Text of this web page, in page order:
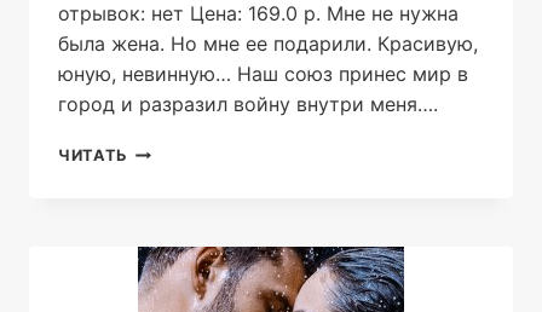
отрывок: нет Цена: 169.0 р. Мне не нужна
была жена. Но мне ее подарили. Красивую,
юную, невинную… Наш союз принес мир в
город и разразил войну внутри меня….
ЧИТАТЬ ТЫ